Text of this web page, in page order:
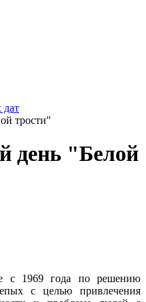
дат
трости"
день "Белой
с 1969 года по решению
с целью привлечения